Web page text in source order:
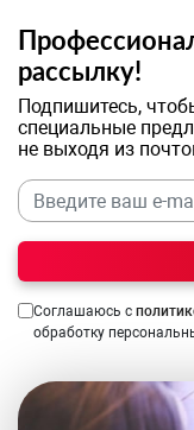
рассылку!
Подпишитесь,
специальные
не выходя из
Соглашаюсь с
обработку